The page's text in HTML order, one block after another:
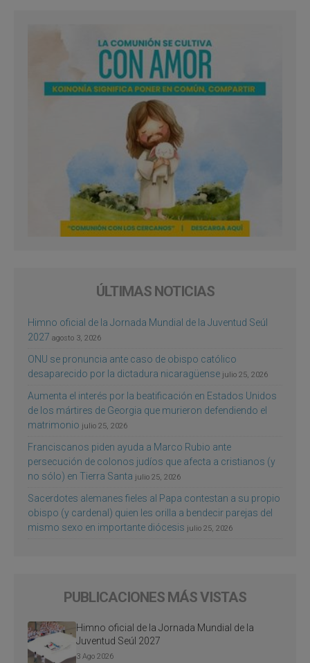
ÚLTIMAS NOTICIAS
Himno oficial de la Jornada Mundial de la Juventud Seúl
2027 agosto 3, 2026
ONU se pronuncia ante caso de obispo católico
desaparecido por la dictadura nicaragüense julio 25, 2026
Aumenta el interés por la beatificación en Estados Unidos
de los mártires de Georgia que murieron defendiendo el
matrimonio julio 25, 2026
Franciscanos piden ayuda a Marco Rubio ante
persecución de colonos judíos que afecta a cristianos (y
no sólo) en Tierra Santa julio 25, 2026
Sacerdotes alemanes fieles al Papa contestan a su propio
obispo (y cardenal) quien les orilla a bendecir parejas del
mismo sexo en importante diócesis julio 25, 2026
PUBLICACIONES MÁS VISTAS
Himno oficial de la Jornada Mundial de la
Juventud Seúl 2027
3 Ago 2026